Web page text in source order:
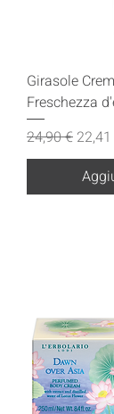
Girasole
Freschezza
Prezzo
24,90 €